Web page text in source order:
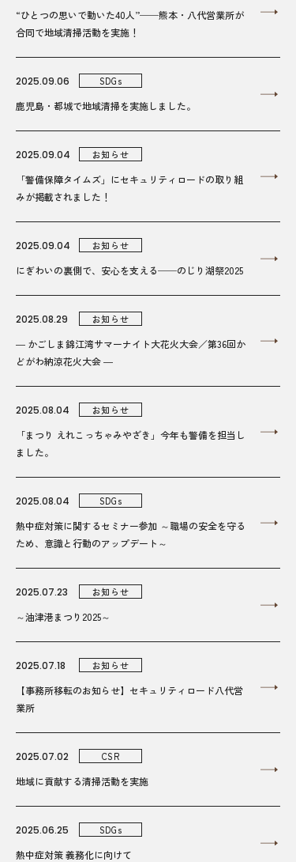
“ひとつの思いで動いた40人”──熊本・八代営業所が
合同で地域清掃活動を実施！
2025.09.06 SDGs
鹿児島・都城で地域清掃を実施しました。
2025.09.04 お知らせ
「警備保障タイムズ」にセキュリティロードの取り組
みが掲載されました！
2025.09.04 お知らせ
にぎわいの裏側で、安心を支える──のじり湖祭2025
2025.08.29 お知らせ
― かごしま錦江湾サマーナイト大花火大会／第36回か
どがわ納涼花火大会 ―
2025.08.04 お知らせ
「まつり えれこっちゃみやざき」今年も警備を担当し
ました。
2025.08.04 SDGs
熱中症対策に関するセミナー参加 ～職場の安全を守る
ため、意識と行動のアップデート～
2025.07.23 お知らせ
～油津港まつり2025～
2025.07.18 お知らせ
【事務所移転のお知らせ】セキュリティロード八代営
業所
2025.07.02 CSR
地域に貢献する清掃活動を実施
2025.06.25 SDGs
熱中症対策 義務化に向けて